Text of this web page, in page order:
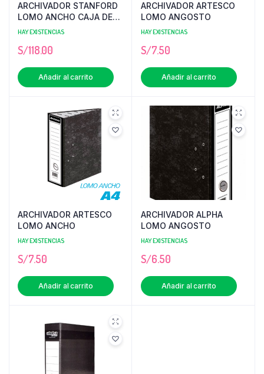
ARCHIVADOR STANFORD
LOMO ANCHO CAJA DE
24 UNI
HAY EXISTENCIAS
S/118.00
Añadir al carrito
ARCHIVADOR ARTESCO
LOMO ANGOSTO
HAY EXISTENCIAS
S/7.50
Añadir al carrito
ARCHIVADOR ARTESCO
LOMO ANCHO
HAY EXISTENCIAS
S/7.50
Añadir al carrito
ARCHIVADOR ALPHA
LOMO ANGOSTO
HAY EXISTENCIAS
S/6.50
Añadir al carrito